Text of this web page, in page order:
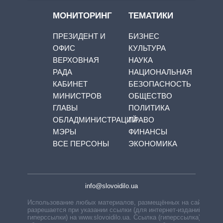
МОНИТОРИНГ
ПРЕЗИДЕНТ И
ОФИС
ВЕРХОВНАЯ
РАДА
КАБИНЕТ
МИНИСТРОВ
ГЛАВЫ
ОБЛАДМИНИСТРАЦИЙ
МЭРЫ
ВСЕ ПЕРСОНЫ
ТЕМАТИКИ
БИЗНЕС
КУЛЬТУРА
НАУКА
НАЦИОНАЛЬНАЯ
БЕЗОПАСНОСТЬ
ОБЩЕСТВО
ПОЛИТИКА
ПРАВО
ФИНАНСЫ
ЭКОНОМИКА
info@slovoidilo.ua
Использование любых материалов, размещённых на сайте,
разрешается при указании ссылки (для интернет-изданий —
гиперссылки) на www.slovoidilo.ua. Ссылка (гиперссылка)